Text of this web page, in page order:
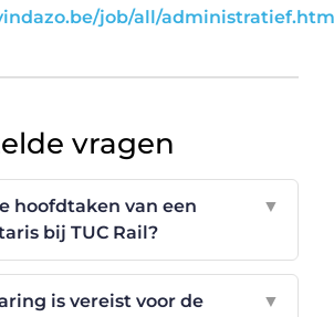
job/all/
vragen
hoofdtaken van een
bij TUC Rail?
▼
is vereist voor de
▼